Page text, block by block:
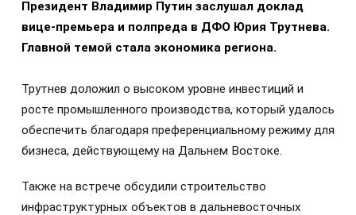
Президент Владимир Путин заслушал доклад
вице-премьера и полпреда в ДФО Юрия Трутнева.
Главной темой стала экономика региона.
Трутнев доложил о высоком уровне инвестиций и
росте промышленного производства, который удалось
обеспечить благодаря преференциальному режиму для
бизнеса, действующему на Дальнем Востоке.
Также на встрече обсудили строительство
инфраструктурных объектов в дальневосточных